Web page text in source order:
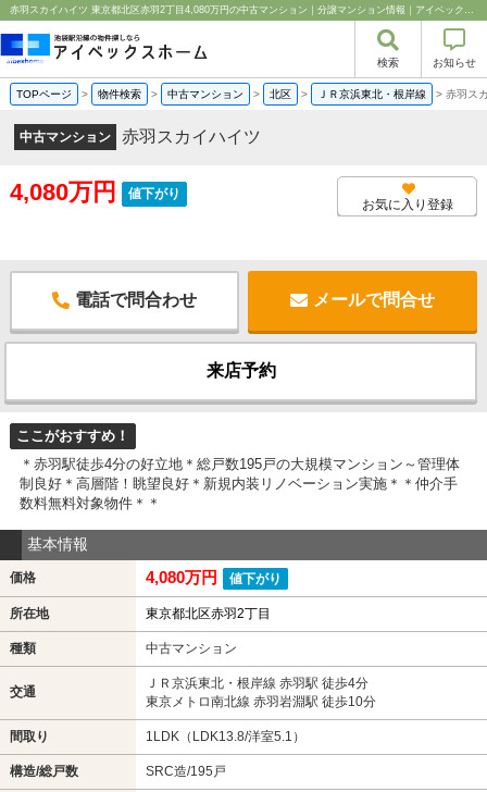
赤羽スカイハイツ 東京都北区赤羽2丁目4,080万円の中古マンション｜分譲マンション情報｜アイベックスホーム株式会社
検索 お知らせ
TOPページ > 物件検索 > 中古マンション > 北区 > ＪＲ京浜東北・根岸線 > 赤羽ス
中古マンション 赤羽スカイハイツ
4,080万円 値下がり
お気に入り登録
電話で問合わせ メールで問合せ
来店予約
ここがおすすめ！
＊赤羽駅徒歩4分の好立地＊総戸数195戸の大規模マンション～管理体
制良好＊高層階！眺望良好＊新規内装リノベーション実施＊＊仲介手
数料無料対象物件＊＊
基本情報
価格 4,080万円 値下がり
所在地 東京都北区赤羽2丁目
種類 中古マンション
交通
ＪＲ京浜東北・根岸線 赤羽駅 徒歩4分
東京メトロ南北線 赤羽岩淵駅 徒歩10分
間取り 1LDK（LDK13.8/洋室5.1）
構造/総戸数 SRC造/195戸